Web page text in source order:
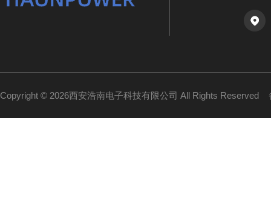
Copyright © 2026西安浩南电子科技有限公司 All Rights Reserved